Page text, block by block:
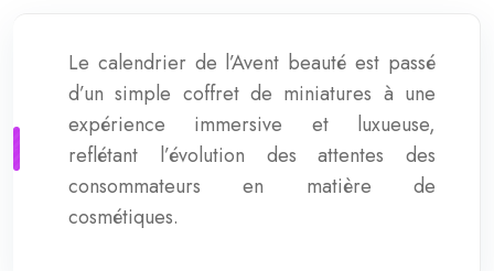
Le calendrier de l’Avent beauté est passé
d’un simple coffret de miniatures à une
expérience immersive et luxueuse,
reflétant l’évolution des attentes des
consommateurs en matière de
cosmétiques.